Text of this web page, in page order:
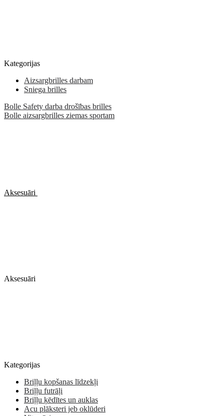
Kategorijas
Aizsargbrilles darbam
Sniega brilles
Bolle Safety darba drošības brilles
Bolle aizsargbrilles ziemas sportam
Aksesuāri
Aksesuāri
Kategorijas
Briļļu kopšanas līdzekļi
Briļļu futrāļi
Briļļu ķēdītes un auklas
Acu plāksteri jeb oklūderi